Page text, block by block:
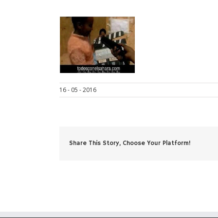
16 - 05 - 2016
Share This Story, Choose Your Platform!